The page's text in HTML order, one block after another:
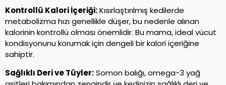
Kontrollü Kalori İçeriği:Kısırlaştırılmış kedilerde
metabolizma hızı genellikle düşer, bu nedenle alınan
kalorinin kontrollü olması önemlidir. Bu mama, ideal vücut
kondisyonunu korumak için dengeli bir kalori içeriğine
sahiptir.
Sağlıklı Deri ve Tüyler:Somon balığı, omega-3 yağ